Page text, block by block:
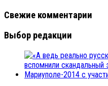
Свежие комментарии
Выбор редакции